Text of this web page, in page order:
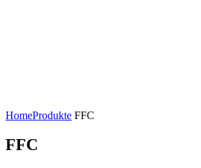
HomeProdukte FFC
FFC